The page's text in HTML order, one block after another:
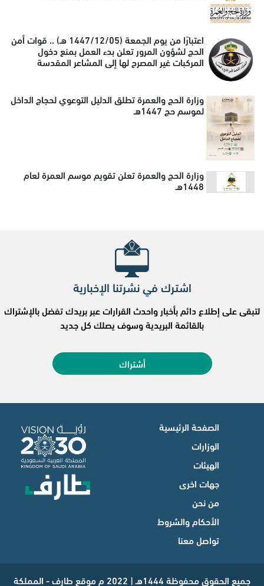
اعتبارًا من يوم الجمعة (1447/12/05 هـ) .. قوات أمن
الحج لشؤون المرور تعلن بدء العمل بمنع دخول
المركبات غير المصرح لها إلى المشاعر المقدسة
وزارة الحج والعمرة تطلق الدليل التوعوي لحجاج الداخل
لموسم حج 1447هـ
وزارة الحج والعمرة تعلن تقويم موسم العمرة لعام
1448هـ
اشترك في نشرتنا الإخبارية
لتبقى على إطلاع دائم بأخبار واحدث القرارات عبر بريدك تفضل بالإشتراك
بالقائمة البريدية وسوف يصلك كل جديد
أشتراك
الصفحة الرئيسية
الوزارات
الهيئات
جهات اخرى
من نحن
الأحكام والشروط
تواصل معنا
جميع الحقوق محفوظة 1444هـ | 2022 م موقع طارف - المملكة